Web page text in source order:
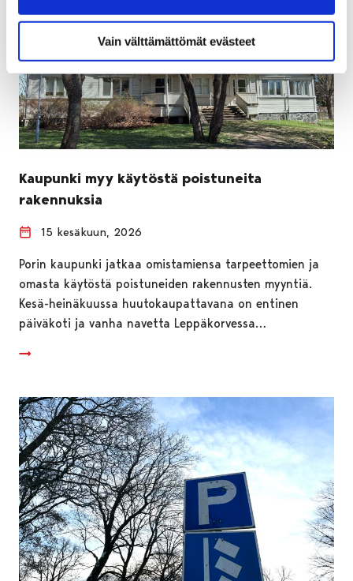
Vain välttämättömät evästeet
Kaupunki myy käytöstä poistuneita
rakennuksia
15 kesäkuun, 2026
Porin kaupunki jatkaa omistamiensa tarpeettomien ja
omasta käytöstä poistuneiden rakennusten myyntiä.
Kesä-heinäkuussa huutokaupattavana on entinen
päiväkoti ja vanha navetta Leppäkorvessa…